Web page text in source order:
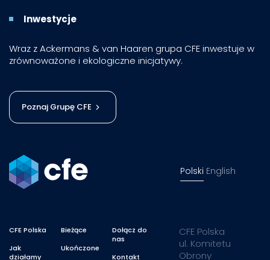
Inwestycje
Wraz z Ackermans & van Haaren grupa CFE inwestuje w
zrównoważone i ekologiczne inicjatywy.
Poznaj Grupę CFE
CFE Polska
Jak
działamy
Bieżące
Ukończone
Dołącz do
nas
Kontakt
Polski English
CFE Polska
ul. Komitetu
Obrony